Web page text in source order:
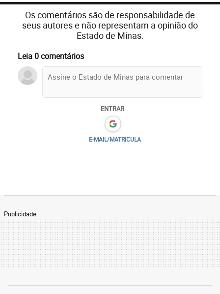
Os comentários são de responsabilidade de
seus autores e não representam a opinião do
Estado de Minas.
Leia 0 comentários
ENTRAR
E-MAIL/MATRICULA
Publicidade